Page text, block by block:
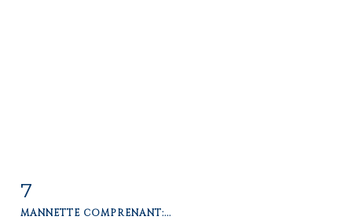
7
MANNETTE COMPRENANT:...